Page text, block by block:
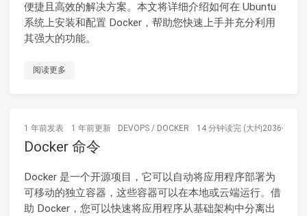
便捷且高效的解决方案。本文将详细介绍如何在 Ubuntu
系统上安装和配置 Docker，帮助您快速上手并充分利用
其强大的功能。
阅读更多
1 年前发表 1 年前更新 DEVOPS / DOCKER 14 分钟读完 (大约2036个字)
Docker 命令
Docker 是一个开源项目，它可以自动将应用程序部署为
可移动的独立容器，这些容器可以在本地或云端运行。 借
助 Docker，您可以快速将应用程序从基础架构中分离出